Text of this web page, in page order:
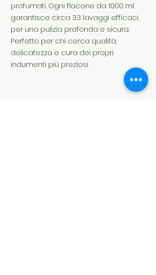
profumati. Ogni flacone da 1000 ml
garantisce circa 33 lavaggi efficaci,
per una pulizia profonda e sicura.
Perfetto per chi cerca qualità,
delicatezza e cura dei propri
indumenti più preziosi.